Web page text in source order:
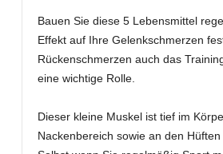
Bauen Sie diese 5 Lebensmittel
Effekt auf Ihre Gelenkschmerzen
Rückenschmerzen auch das
eine wichtige Rolle.
Dieser kleine Muskel ist tief im
Nackenbereich sowie an den